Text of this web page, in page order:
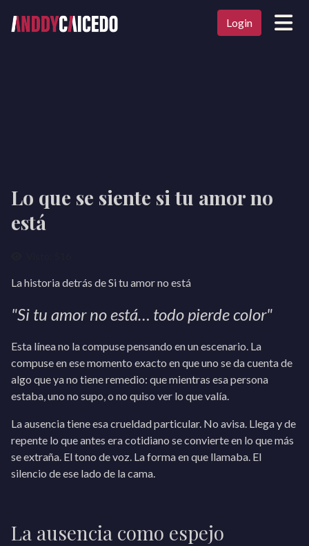
Login
Lo que se siente si tu amor no
está
La historia detrás de Si tu amor no está
"Si tu amor no está… todo pierde color"
Esta línea no la compuse pensando en un escenario. La
compuse en ese momento exacto en que uno se da cuenta de
algo que ya no tiene remedio: que mientras esa persona
estaba, uno no supo, o no quiso ver lo que valía.
La ausencia tiene esa crueldad particular. No avisa. Llega y de
repente lo que antes era cotidiano se convierte en lo que más
se extraña. El tono de voz. La forma en que llamaba. El
silencio de ese lado de la cama.
La ausencia como espejo